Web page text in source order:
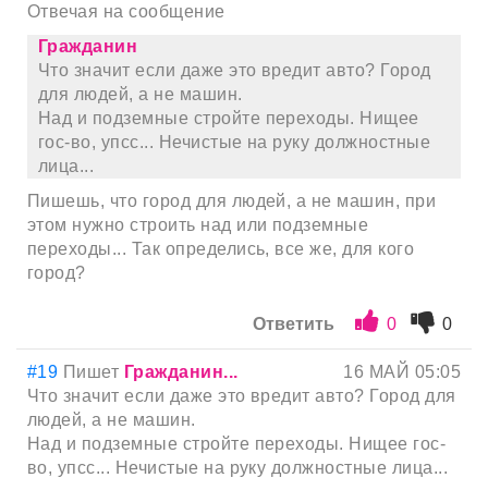
Отвечая на сообщение
Гражданин
Что значит если даже это вредит авто? Город
для людей, а не машин.
Над и подземные стройте переходы. Нищее
гос-во, упсс... Нечистые на руку должностные
лица...
Пишешь, что город для людей, а не машин, при
этом нужно строить над или подземные
переходы... Так определись, все же, для кого
город?
Ответить 0 0
#19 Пишет Гражданин...
16 МАЙ 05:05
Что значит если даже это вредит авто? Город для
людей, а не машин.
Над и подземные стройте переходы. Нищее гос-
во, упсс... Нечистые на руку должностные лица...